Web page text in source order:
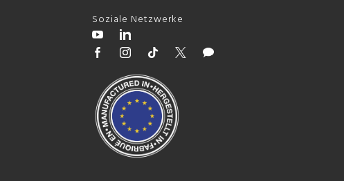
Soziale Netzwerke